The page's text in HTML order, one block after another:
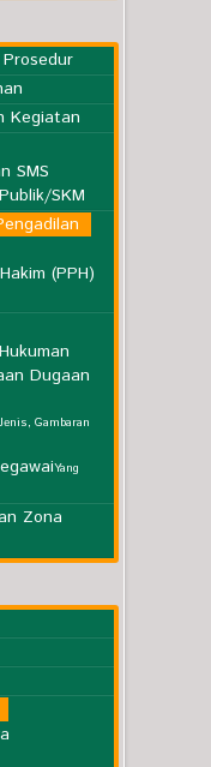
Kegiatan
SMS
SKM
(PPH)
Dugaan
Gambaran
Yang
Zona